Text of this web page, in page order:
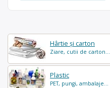
Hârtie și carton
Ziare, cutii de carton...
Plastic
PET, pungi, ambalaje...